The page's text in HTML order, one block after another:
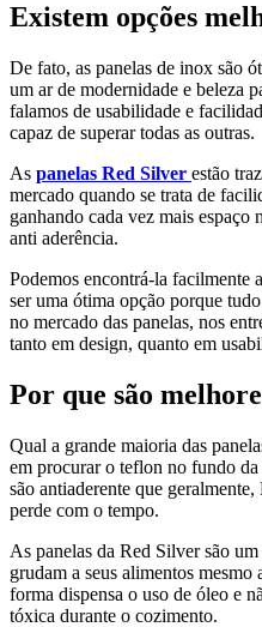
Existem opções
De fato, as panelas de inox são
um ar de modernidade e beleza
falamos de usabilidade e
capaz de superar todas as outras.
As panelas Red Silver estão
mercado quando se trata de
ganhando cada vez mais
anti aderência.
Podemos encontrá-la facilmente
ser uma ótima opção porque
no mercado das panelas, nos
tanto em design, quanto em
Por que são
Qual a grande maioria das
em procurar o teflon no fundo da
são antiaderente que
perde com o tempo.
As panelas da Red Silver são
grudam a seus alimentos mesmo
forma dispensa o uso de óleo e
tóxica durante o cozimento.